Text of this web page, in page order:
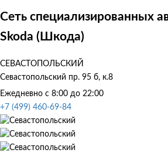
Сеть специализированных
Skoda (Шкода)
СЕВАСТОПОЛЬСКИЙ
Севастопольский пр. 95 б, к.8
Ежедневно с 8:00 до 22:00
+7 (499) 460-69-84